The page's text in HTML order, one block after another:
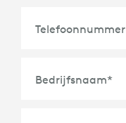
Telefoonnummer
Bedrijfsnaam*